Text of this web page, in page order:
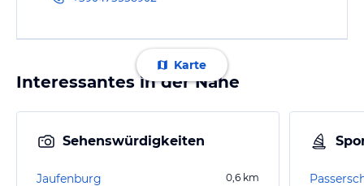
Karte
Interessantes in der Nähe
Sehenswürdigkeiten
Jaufenburg 0,6 km